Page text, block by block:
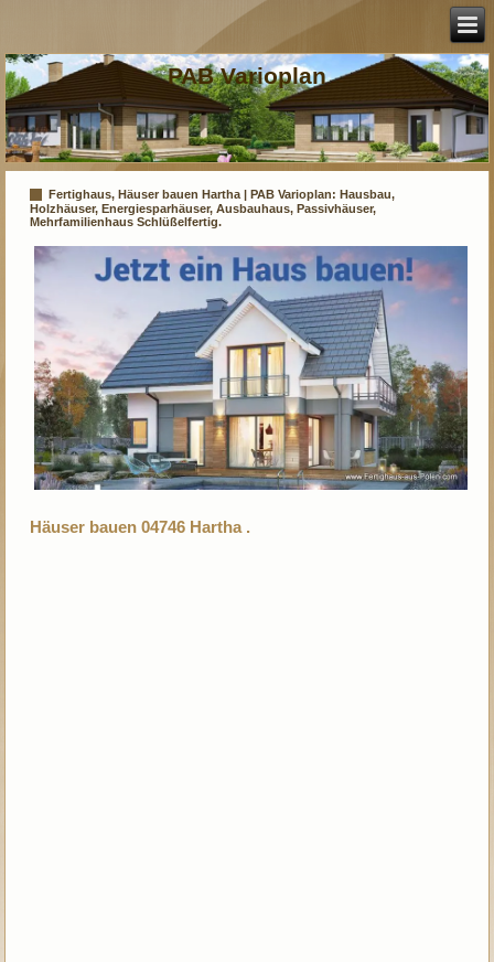
PAB Varioplan
Fertighaus, Häuser bauen Hartha | PAB Varioplan: Hausbau,
Holzhäuser, Energiesparhäuser, Ausbauhaus, Passivhäuser,
Mehrfamilienhaus Schlüßelfertig.
Häuser bauen 04746 Hartha .